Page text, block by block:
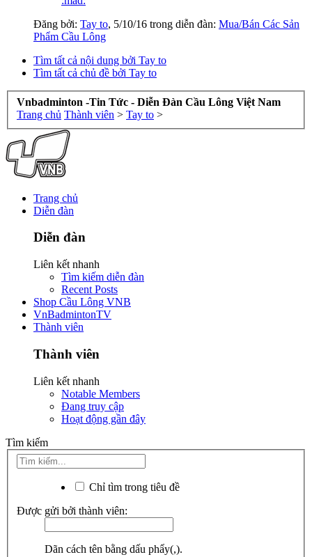
Đăng bởi: Tay to, 5/10/16 trong diễn đàn: Mua/Bán Các Sản
Phẩm Cầu Lông
Tìm tất cả nội dung bởi Tay to
Tìm tất cả chủ đề bởi Tay to
Vnbadminton -Tin Tức - Diễn Đàn Cầu Lông Việt Nam
Trang chủ Thành viên > Tay to >
Trang chủ
Diễn đàn
Diễn đàn
Liên kết nhanh
Tìm kiếm diễn đàn
Recent Posts
Shop Cầu Lông VNB
VnBadmintonTV
Thành viên
Thành viên
Liên kết nhanh
Notable Members
Đang truy cập
Hoạt động gần đây
Tìm kiếm
Chỉ tìm trong tiêu đề
Được gửi bởi thành viên:
Dãn cách tên bằng dấu phẩy(,).